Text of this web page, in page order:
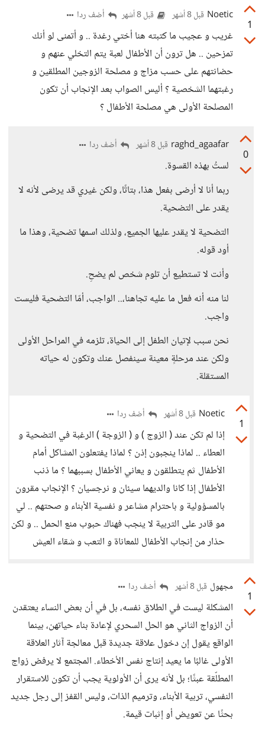
1
Noetic قبل 8 أشهر قبل 8 أشهر أضف ردا
غريب و عجيب ما كتبته هنا أختي رغدة .. و أتمنى لو أنك
تمزحين .. هل ترون أن الأطفال لعبة يتم التخلي عنهم و
حضانتهم على حسب مزاج و مصلحة الزوجين المطلقين و
رغبتهما الشخصية ؟ أليس الصواب بعد الإنجاب أن تكون
المصلحة الأولى هي مصلحة الأطفال ؟
0
raghd_agaafar قبل 8 أشهر أضف ردا
لستُ بهذه القسوة.
ربما أنا لا أرضى بفعل هذا، بتاتًا، ولكن غيري قد يرضى لأنه لا
يقدر على التضحية.
التضحية لا يقدر عليها الجميع، ولذلك اسمها تضحية، وهذا ما
أود قوله.
وأنت لا تستطيع أن تلوم شخص لم يضحِ.
لنا منه أنه فعل ما عليه تجاهنا،.. الواجب، أمّا التضحية فليست
واجب.
نحن سبب لإتيان الطفل إلى الحياة، تلزمه في المراحل الأولى
ولكن عند مرحلةٍ معينة سينفصل عنك وتكون له حياته
المستقلة.
1
Noetic قبل 8 أشهر أضف ردا
إذا لم تكن عند ( الزوج ) و ( الزوجة ) الرغبة في التضحية و
العطاء .. لماذا ينجبون إذن ؟ لماذا يفتعلون المشاكل أمام
الأطفال ثم يتطلقون و يعاني الأطفال بسببهما ؟ ما ذنب
الأطفال إذا كانا والديهما سيئان و نرجسيان ؟ الإنجاب مقرون
بالمسؤولية و باحترام مشاعر و نفسية الأبناء و صحتهم .. لي
مو قادر على التربية لا ينجب فهناك حبوب منع الحمل .. و لكن
حذار من إنجاب الأطفال للمعاناة و التعب و شقاء العيش
1
مجهول قبل 8 أشهر أضف ردا
المشكلة ليست في الطلاق نفسه، بل في أن بعض النساء يعتقدن
أن الزواج الثاني هو الحل السحري لإعادة بناء حياتهن، بينما
الواقع يقول إن دخول علاقة جديدة قبل معالجة آثار العلاقة
الأولى غالبًا ما يعيد إنتاج نفس الأخطاء. المجتمع لا يرفض زواج
المطلّقة عبثًا؛ بل لأنه يرى أن الأولوية يجب أن تكون للاستقرار
النفسي، تربية الأبناء، وترميم الذات، وليس القفز إلى رجل جديد
بحثًا عن تعويض أو إثبات قيمة.